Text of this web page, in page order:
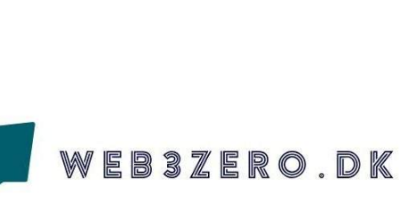
Web3zero.dk